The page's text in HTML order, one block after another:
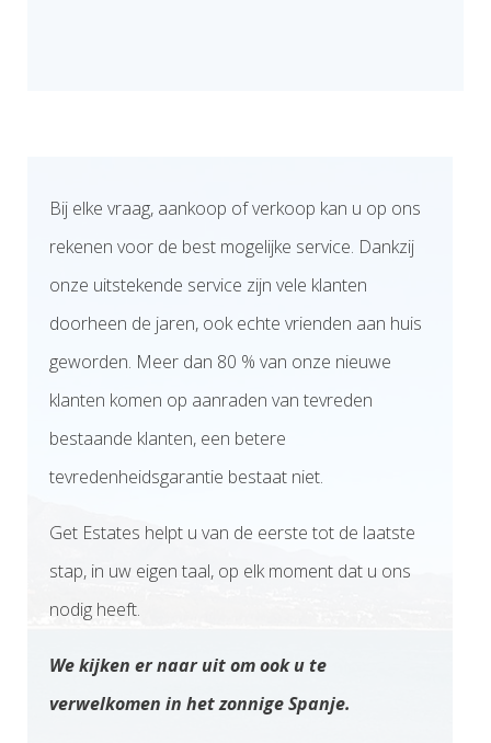
Bij elke vraag, aankoop of verkoop kan u op ons
rekenen voor de best mogelijke service. Dankzij
onze uitstekende service zijn vele klanten
doorheen de jaren, ook echte vrienden aan huis
geworden. Meer dan 80 % van onze nieuwe
klanten komen op aanraden van tevreden
bestaande klanten, een betere
tevredenheidsgarantie bestaat niet.
Get Estates helpt u van de eerste tot de laatste
stap, in uw eigen taal, op elk moment dat u ons
nodig heeft.
We kijken er naar uit om ook u te
verwelkomen in het zonnige Spanje.